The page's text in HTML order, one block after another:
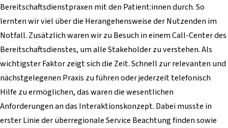
Bereitschaftsdienstpraxen mit den Patient:innen durch. So
lernten wir viel über die Herangehensweise der Nutzenden im
Notfall. Zusätzlich waren wir zu Besuch in einem Call-Center des
Bereitschaftsdienstes, um alle Stakeholder zu verstehen. Als
wichtigster Faktor zeigt sich die Zeit. Schnell zur relevanten und
nächstgelegenen Praxis zu führen oder jederzeit telefonisch
Hilfe zu ermöglichen, das waren die wesentlichen
Anforderungen an das Interaktionskonzept. Dabei musste in
erster Linie der überregionale Service Beachtung finden sowie